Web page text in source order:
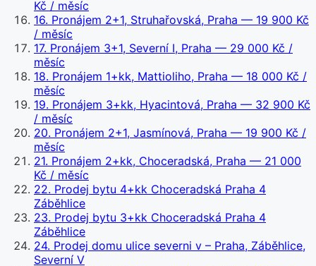
Kč / měsíc
16. Pronájem 2+1, Struhařovská, Praha — 19 900 Kč
/ měsíc
17. Pronájem 3+1, Severní I, Praha — 29 000 Kč /
měsíc
18. Pronájem 1+kk, Mattioliho, Praha — 18 000 Kč /
měsíc
19. Pronájem 3+kk, Hyacintová, Praha — 32 900 Kč
/ měsíc
20. Pronájem 2+1, Jasmínová, Praha — 19 900 Kč /
měsíc
21. Pronájem 2+kk, Choceradská, Praha — 21 000
Kč / měsíc
22. Prodej bytu 4+kk Choceradská Praha 4
Záběhlice
23. Prodej bytu 3+kk Choceradská Praha 4
Záběhlice
24. Prodej domu ulice severni v – Praha, Záběhlice,
Severní V